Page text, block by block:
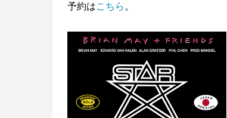
予約はこちら 。